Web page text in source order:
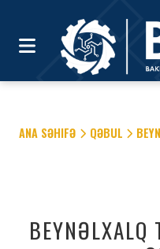
ANA SƏHIFƏ QƏBUL